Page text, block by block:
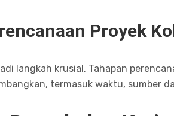
Proyek
langkah krusial. Tahapan
termasuk waktu, sumber